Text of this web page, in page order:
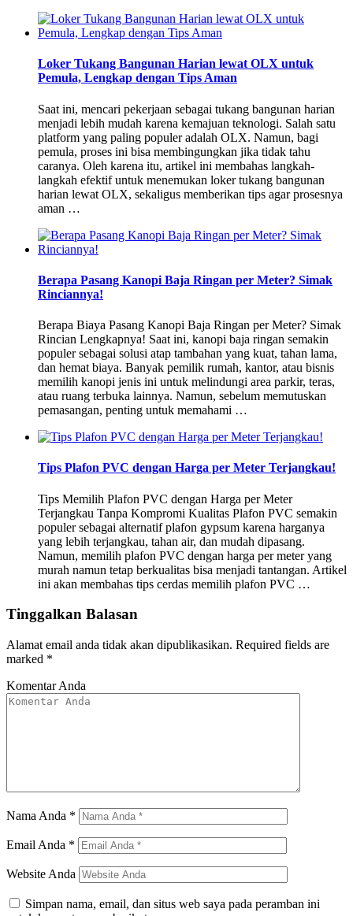
Loker Tukang Bangunan Harian lewat OLX untuk
Pemula, Lengkap dengan Tips Aman
Saat ini, mencari pekerjaan sebagai tukang bangunan harian
menjadi lebih mudah karena kemajuan teknologi. Salah satu
platform yang paling populer adalah OLX. Namun, bagi
pemula, proses ini bisa membingungkan jika tidak tahu
caranya. Oleh karena itu, artikel ini membahas langkah-
langkah efektif untuk menemukan loker tukang bangunan
harian lewat OLX, sekaligus memberikan tips agar prosesnya
aman …
Berapa Pasang Kanopi Baja Ringan per Meter? Simak
Rinciannya!
Berapa Biaya Pasang Kanopi Baja Ringan per Meter? Simak
Rincian Lengkapnya! Saat ini, kanopi baja ringan semakin
populer sebagai solusi atap tambahan yang kuat, tahan lama,
dan hemat biaya. Banyak pemilik rumah, kantor, atau bisnis
memilih kanopi jenis ini untuk melindungi area parkir, teras,
atau ruang terbuka lainnya. Namun, sebelum memutuskan
pemasangan, penting untuk memahami …
Tips Plafon PVC dengan Harga per Meter Terjangkau!
Tips Memilih Plafon PVC dengan Harga per Meter
Terjangkau Tanpa Kompromi Kualitas Plafon PVC semakin
populer sebagai alternatif plafon gypsum karena harganya
yang lebih terjangkau, tahan air, dan mudah dipasang.
Namun, memilih plafon PVC dengan harga per meter yang
murah namun tetap berkualitas bisa menjadi tantangan. Artikel
ini akan membahas tips cerdas memilih plafon PVC …
Tinggalkan Balasan
Alamat email anda tidak akan dipublikasikan. Required fields are
marked *
Komentar Anda
Nama Anda *
Email Anda *
Website Anda
Simpan nama, email, dan situs web saya pada peramban ini